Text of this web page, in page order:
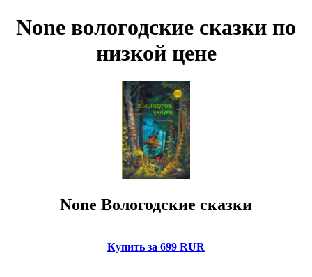
None вологодские сказки по
низкой цене
None Вологодские сказки
Купить за 699 RUR